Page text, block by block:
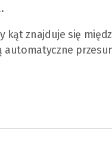
kąt znajduje się